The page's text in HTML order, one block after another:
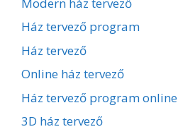
Ház tervező program
Ház tervező
Online ház tervező
Ház tervező program online
3D ház tervező